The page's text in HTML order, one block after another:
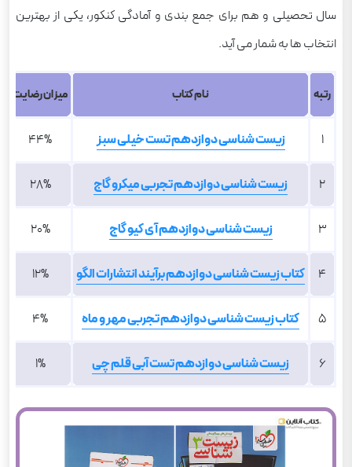
سال تحصیلی و هم برای جمع بندی و آمادگی کنکور، یکی از بهترین
انتخاب ها به شمار می آید.
رتبه نام کتاب میزان رضایت
1 زیست شناسی دوازدهم تست خیلی سبز 44%
2 زیست شناسی دوازدهم تجربی میکرو گاج 28%
3 زیست شناسی دوازدهم آی کیو گاج 20%
4 کتاب زیست شناسی دوازدهم برآیند انتشارات الگو 12%
5 کتاب زیست شناسی دوازدهم تجربی مهر و ماه 4%
6 زیست شناسی دوازدهم تست آبی قلم چی 1%